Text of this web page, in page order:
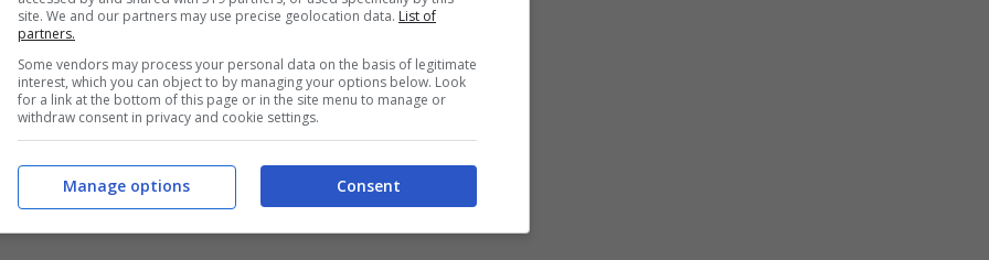
mai visto la figlia? Ecco chi è Camilla
site. We and our partners may use precise geolocation data. List of
partners.
Some vendors may process your personal data on the basis of legitimate
interest, which you can object to by managing your options below. Look
for a link at the bottom of this page or in the site menu to manage or
withdraw consent in privacy and cookie settings.
Consent
Manage options